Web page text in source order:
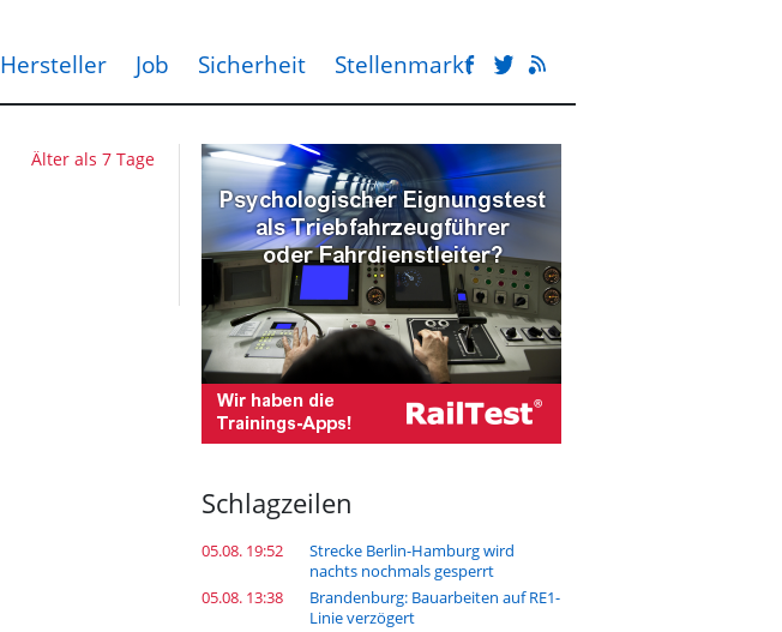
Hersteller Job Sicherheit Stellenmarkt
Älter als 7 Tage
Schlagzeilen
05.08. 19:52
Strecke Berlin-Hamburg wird
nachts nochmals gesperrt
05.08. 13:38
Brandenburg: Bauarbeiten auf RE1-
Linie verzögert